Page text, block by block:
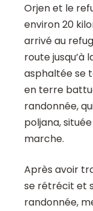
Orjen et le
environ 20
arrivé au
route jusqu’à
asphaltée se
en terre
randonnée,
poljana,
marche.
Après avoir
se rétrécit et
randonnée,